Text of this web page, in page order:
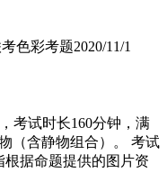
色彩考题2020/11/1
考试时长160分钟，满
（含静物组合）。 考试
据命题提供的图片资